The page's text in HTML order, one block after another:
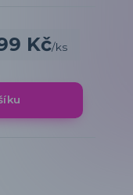
Kč/ks